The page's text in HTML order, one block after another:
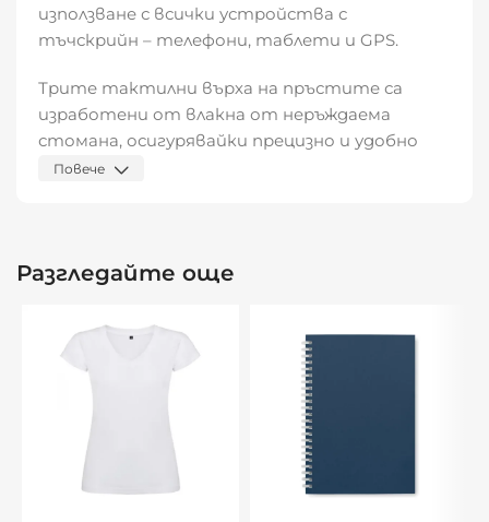
използване с всички устройства с
тъчскрийн – телефони, таблети и GPS.
Трите тактилни върха на пръстите са
изработени от влакна от неръждаема
стомана, осигурявайки прецизно и удобно
управление.
Размер: S.
Видяна от: 0
Повече
Разгледайте още